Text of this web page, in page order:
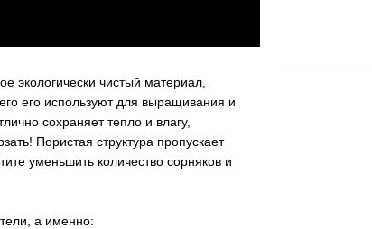
экологически чистый материал,
его используют для выращивания и
сохраняет тепло и влагу,
Пористая структура пропускает
уменьшить количество сорняков и
а именно: